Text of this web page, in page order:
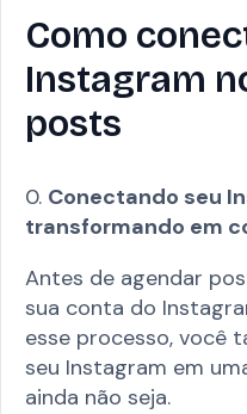
Como
Instagram
posts
0. Conectando seu
transformando em
Antes de agendar
sua conta do
esse processo, você
seu Instagram em
ainda não seja.